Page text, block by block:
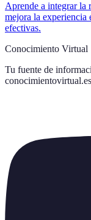
Aprende a integrar la
mejora la experiencia
efectivas.
Conocimiento Virtual
Tu fuente de
conocimientovirtual.es